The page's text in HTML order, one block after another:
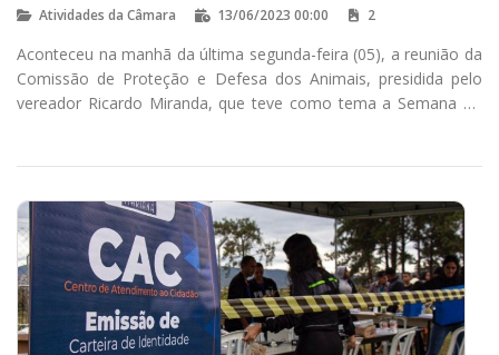
Atividades da Câmara 13/06/2023 00:00 2
Aconteceu na manhã da última segunda-feira (05), a reunião da
Comissão de Proteção e Defesa dos Animais, presidida pelo
vereador Ricardo Miranda, que teve como tema a Semana do